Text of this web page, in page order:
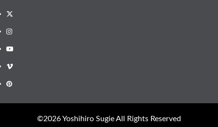
X
Instagram
Youtube
Vimeo
Pinterest
©︎2026 Yoshihiro Sugie All Rights Reserved